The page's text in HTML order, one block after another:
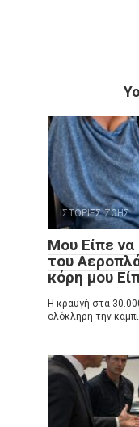
ΙΣΤΟΡΙΕΣ ΖΩΗΣ
Μου Είπε
του
κόρη μου
Η κραυγή στα
ολόκληρη την